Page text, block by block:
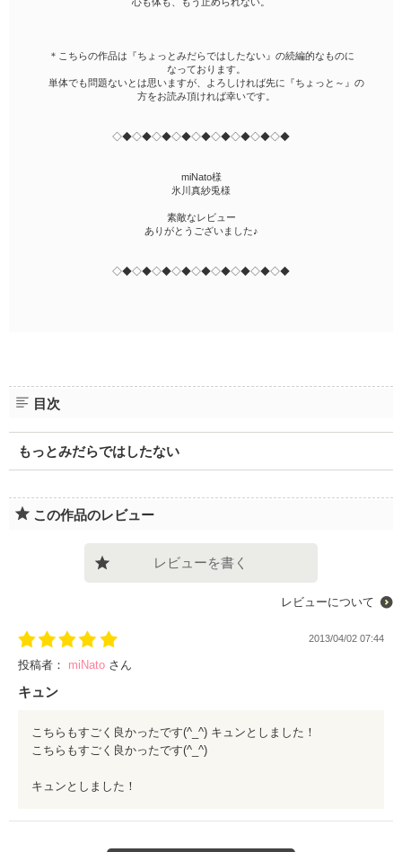
＊こちらの作品は『ちょっとみだらではしたない』の続編的なものに
なっております。
単体でも問題ないとは思いますが、よろしければ先に『ちょっと～』の
方をお読み頂ければ幸いです。
◇◆◇◆◇◆◇◆◇◆◇◆◇◆◇◆◇◆
miNato様
氷川真紗兎様
素敵なレビュー
ありがとうございました♪
◇◆◇◆◇◆◇◆◇◆◇◆◇◆◇◆◇◆
目次
もっとみだらではしたない
この作品のレビュー
レビューを書く
レビューについて
2013/04/02 07:44
投稿者： miNato さん
キュン
こちらもすごく良かったです(^_^) キュンとしました！
こちらもすごく良かったです(^_^)
キュンとしました！